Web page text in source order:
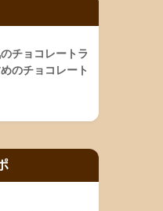
チョコレートラ
のチョコレート